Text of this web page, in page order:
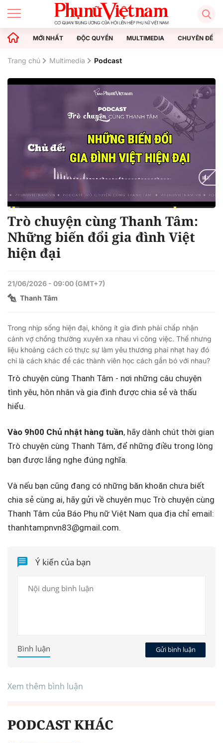
MỚI NHẤT ĐỘC QUYỀN MULTIMEDIA CHUYÊN ĐỀ
Trang chủ Multimedia Podcast
Current
Time
0:12 Duration
14:09
Trò chuyện cùng Thanh Tâm:
Những biến đổi gia đình Việt
hiện đại
21/06/2026 - 09:00 (GMT+7)
Thanh Tâm
Trong nhịp sống hiện đại, không ít gia đình phải chấp nhận
cảnh vợ chồng thường xuyên xa nhau vì công việc. Thế nhưng
liệu khoảng cách có thực sự làm yêu thương phai nhạt hay đó
chỉ là cách khác để các thành viên học cách gắn bó với nhau?
Trò chuyện cùng Thanh Tâm - nơi những câu chuyện
tình yêu, hôn nhân và gia đình được chia sẻ và thấu
hiểu.
Vào 9h00 Chủ nhật hàng tuần, hãy dành chút thời gian
Trò chuyện cùng Thanh Tâm, để những điều trong lòng
bạn được lắng nghe đúng nghĩa.
Và nếu bạn cũng đang có những băn khoăn chưa biết
chia sẻ cùng ai, hãy gửi về chuyên mục Trò chuyện cùng
Thanh Tâm của Báo Phụ nữ Việt Nam qua địa chỉ email:
thanhtampnvn83@gmail.com.
Ý kiến của bạn
Gửi bình luận
Bình luận
Xem thêm bình luận
PODCAST KHÁC